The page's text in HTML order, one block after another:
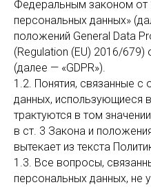
Федеральным законом
персональных данных»
положений General Data
(Regulation (EU) 2016/679)
(далее — «GDPR»).
1.2. Понятия, связанные
данных, использующиеся в
трактуются в том
в ст. 3 Закона и
вытекает из текста
1.3. Все вопросы,
персональных данных, не